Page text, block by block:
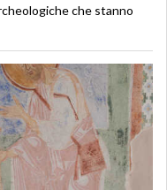
che stanno